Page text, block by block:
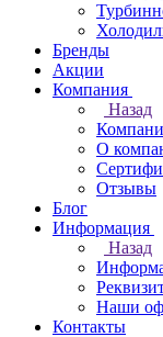
Бренды
Акции
Компания
Назад
О
Отзывы
Блог
Информация
Назад
Наши
Контакты